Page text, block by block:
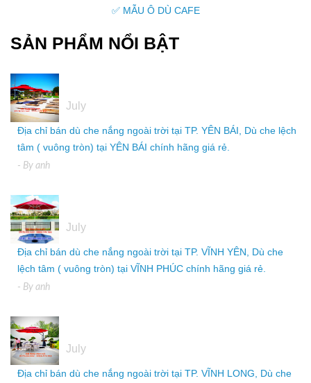
✅ MẪU Ô DÙ CAFE
SẢN PHẨM NỔI BẬT
July
Địa chỉ bán dù che nắng ngoài trời tại TP. YÊN BÁI, Dù che lệch
tâm ( vuông tròn) tại YÊN BÁI chính hãng giá rẻ.
- By anh
July
Địa chỉ bán dù che nắng ngoài trời tại TP. VĨNH YÊN, Dù che
lệch tâm ( vuông tròn) tại VĨNH PHÚC chính hãng giá rẻ.
- By anh
July
Địa chỉ bán dù che nắng ngoài trời tại TP. VĨNH LONG, Dù che